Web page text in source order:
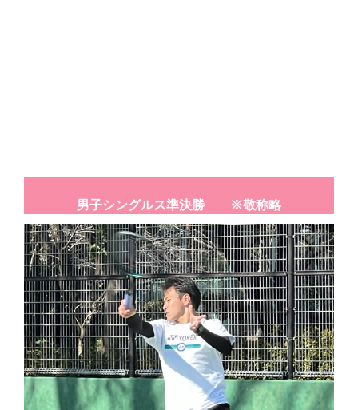
男子シングルス準決勝 ※敬称略